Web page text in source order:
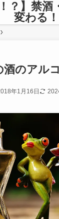
？】禁
変わる！
酒のアル
年1月16日